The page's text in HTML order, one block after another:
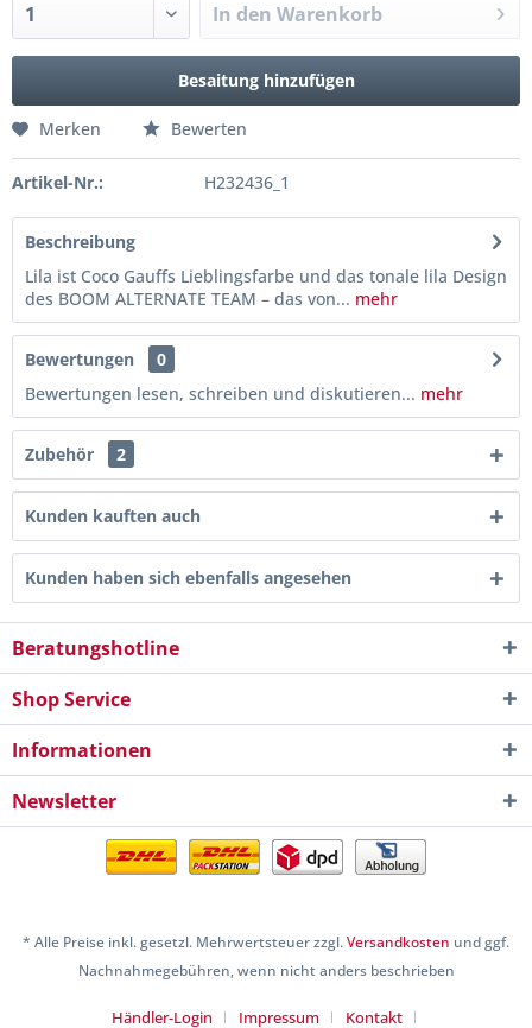
In den Warenkorb
Besaitung hinzufügen
Merken Bewerten
Artikel-Nr.: H232436_1
Beschreibung
Lila ist Coco Gauffs Lieblingsfarbe und das tonale lila Design
des BOOM ALTERNATE TEAM – das von... mehr
Bewertungen
0
Bewertungen lesen, schreiben und diskutieren... mehr
Zubehör 2
Kunden kauften auch
Kunden haben sich ebenfalls angesehen
Beratungshotline
Shop Service
Informationen
Newsletter
* Alle Preise inkl. gesetzl. Mehrwertsteuer zzgl.Versandkosten und ggf.
Nachnahmegebühren, wenn nicht anders beschrieben
Händler-Login Impressum Kontakt